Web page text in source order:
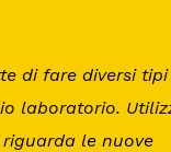
di fare diversi
laboratorio.
le nuove